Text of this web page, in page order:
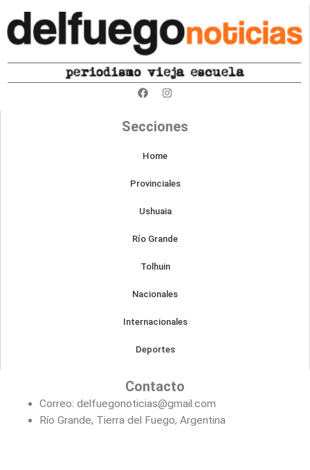
F
a
b
k
I
n
a
a
Secciones
Home
Provinciales
Ushuaia
Río Grande
Tolhuin
Nacionales
Internacionales
Deportes
Contacto
Correo: delfuegonoticias@gmail.com
Río Grande, Tierra del Fuego, Argentina